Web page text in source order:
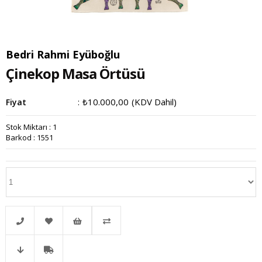
Bedri Rahmi Eyüboğlu
Çinekop Masa Örtüsü
Fiyat : ₺10.000,00 (KDV Dahil)
Stok Miktarı : 1
Barkod : 1551
Telefonla Favorilere